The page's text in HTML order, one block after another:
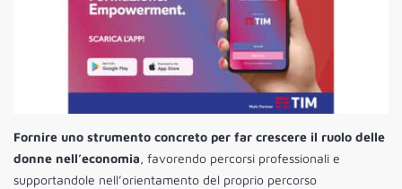
Fornire uno strumento concreto per far crescere il ruolo delle
donne nell’economia, favorendo percorsi professionali e
supportandole nell’orientamento del proprio percorso